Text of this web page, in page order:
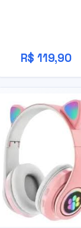
R$ 119,90